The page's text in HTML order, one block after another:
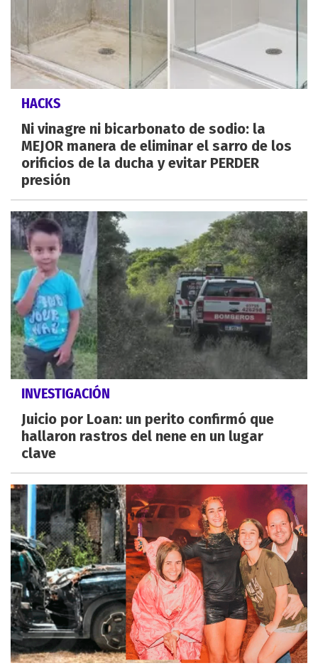
HACKS
Ni vinagre ni bicarbonato de sodio: la
MEJOR manera de eliminar el sarro de los
orificios de la ducha y evitar PERDER
presión
INVESTIGACIÓN
Juicio por Loan: un perito confirmó que
hallaron rastros del nene en un lugar
clave